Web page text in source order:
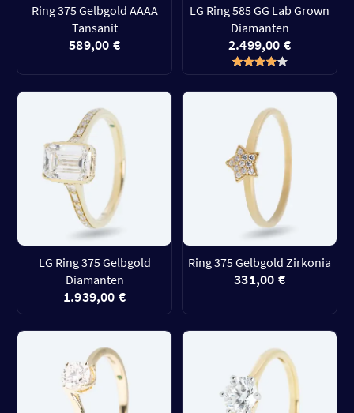
Ring 375 Gelbgold AAAA
Tansanit
589,00 €
LG Ring 585 GG Lab Grown
Diamanten
2.499,00 €
LG Ring 375 Gelbgold
Diamanten
1.939,00 €
Ring 375 Gelbgold Zirkonia
331,00 €